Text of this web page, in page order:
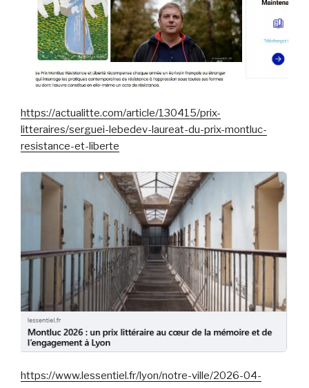
https://actualitte.com/article/130415/prix-
litteraires/serguei-lebedev-laureat-du-prix-montluc-
resistance-et-liberte
https://www.lessentiel.fr/lyon/notre-ville/2026-04-